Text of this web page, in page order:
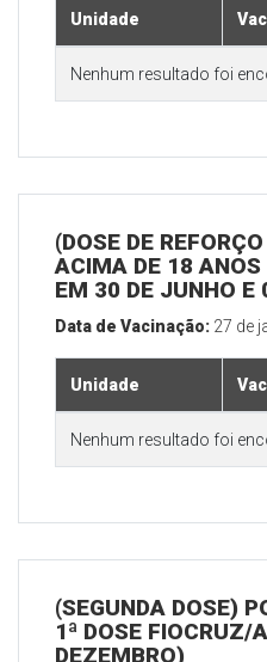
Unidade
Nenhum resultado foi
(DOSE DE
ACIMA DE 18 ANOS
EM 30 DE JUNHO E
Data de Vacinação: 27 de
Unidade
Nenhum resultado foi
(SEGUNDA DOSE)
1ª DOSE FIOCRUZ/
DEZEMBRO)